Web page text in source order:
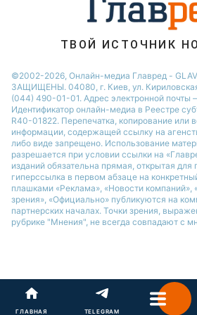
ТВОЙ ИСТОЧНИК
©2002-2026, Онлайн-медиа Главред -
ЗАЩИЩЕНЫ. 04080, г. Киев, ул.
(044) 490-01-01. Адрес электронной почты
Идентификатор онлайн-медиа в Реестре
R40-01822. Перепечатка, копирование или
информации, содержащей ссылку на
либо виде запрещено. Использование
разрешается при условии ссылки на
изданий обязательна прямая, открытая для
гиперссылка в первом абзаце на
плашками «Реклама», «Новости компаний»,
зрения», «Официально» публикуются на
партнерских началах. Точки зрения,
рубрике "Мнения", не всегда совпадают с
ГЛАВНАЯ TELEGRAM